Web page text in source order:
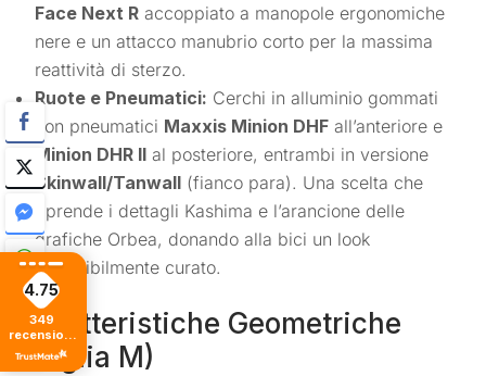
Face Next R accoppiato a manopole ergonomiche
nere e un attacco manubrio corto per la massima
reattività di sterzo.
Ruote e Pneumatici: Cerchi in alluminio gommati
con pneumatici Maxxis Minion DHF all’anteriore e
Minion DHR II al posteriore, entrambi in versione
Skinwall/Tanwall (fianco para). Una scelta che
riprende i dettagli Kashima e l’arancione delle
grafiche Orbea, donando alla bici un look
incredibilmente curato.
Caratteristiche Geometriche
(Taglia M)
4.75
349
recensioni
di tutti i